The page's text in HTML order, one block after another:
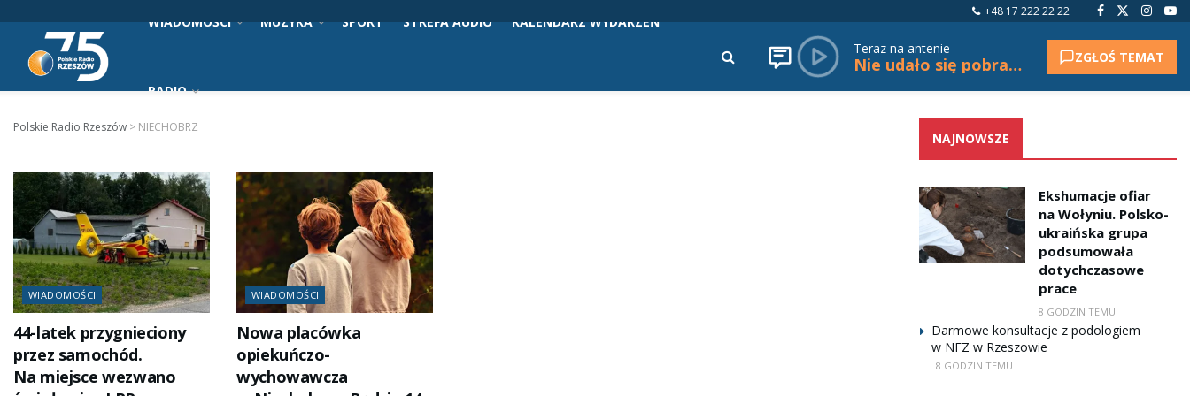
+48 17 222 22 22
WIADOMOŚCI MUZYKA SPORT STREFA AUDIO KALENDARZ WYDARZEŃ
RADIO
Teraz na antenie
Nie udało się pobrać tytułu. ZGŁOŚ TEMAT
Polskie Radio Rzeszów > NIECHOBRZ
WIADOMOŚCI
44-latek przygnieciony
przez samochód.
Na miejsce wezwano
WIADOMOŚCI
Nowa placówka
opiekuńczo-
wychowawcza
NAJNOWSZE
Ekshumacje ofiar
na Wołyniu. Polsko-
ukraińska grupa
podsumowała
dotychczasowe
prace
8 GODZIN TEMU
Darmowe konsultacje z podologiem
w NFZ w Rzeszowie
8 GODZIN TEMU